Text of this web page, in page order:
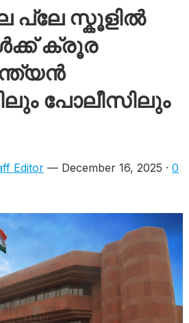
പ്ലേ സ്കൂളിൽ
ക്രൂര
പോലീസിലും
Editor— December 16, 2025 · 0